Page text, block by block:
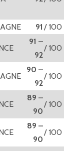
91 / 100
91 –
92
/ 100
90 –
92
/ 100
89 –
90
/ 100
89 –
90
/ 100